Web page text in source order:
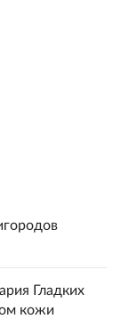
Гладких
кожи